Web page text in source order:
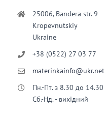
25006, Bandera str. 9
Kropevnutskiy
Ukraine
+38 (0522) 27 03 77
materinkainfo@ukr.net
Пн.-Пт. з 8.30 до 14.30
Сб.-Нд. - вихідний